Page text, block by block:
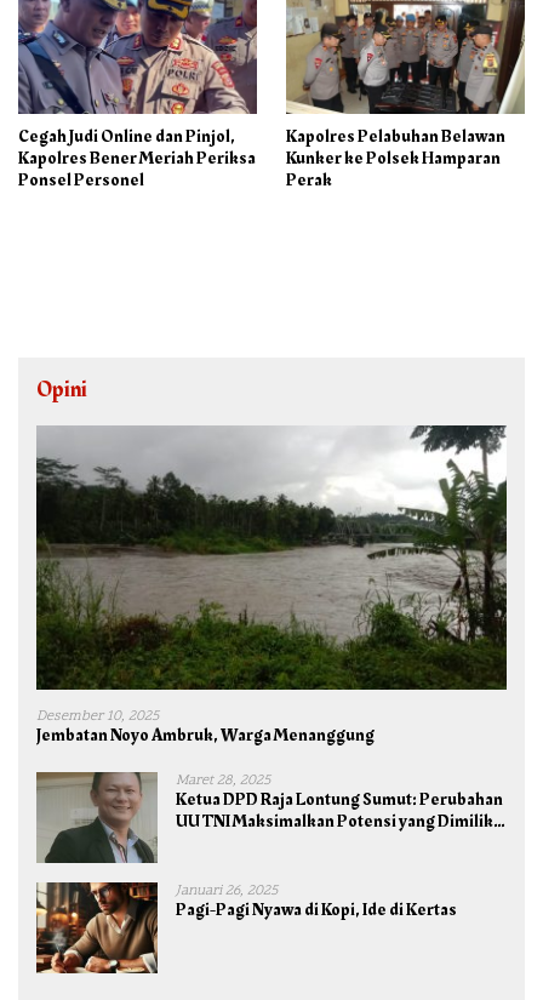
Cegah Judi Online dan Pinjol,
Kapolres Bener Meriah Periksa
Ponsel Personel
Kapolres Pelabuhan Belawan
Kunker ke Polsek Hamparan
Perak
Opini
Desember 10, 2025
Jembatan Noyo Ambruk, Warga Menanggung
Maret 28, 2025
Ketua DPD Raja Lontung Sumut: Perubahan
UU TNI Maksimalkan Potensi yang Dimiliki
Januari 26, 2025
Pagi-Pagi Nyawa di Kopi, Ide di Kertas